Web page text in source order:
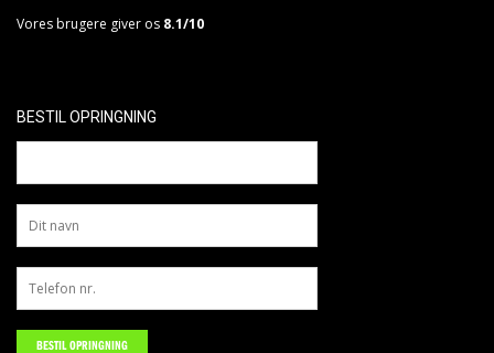
Vores brugere giver os 8.1/10
BESTIL OPRINGNING